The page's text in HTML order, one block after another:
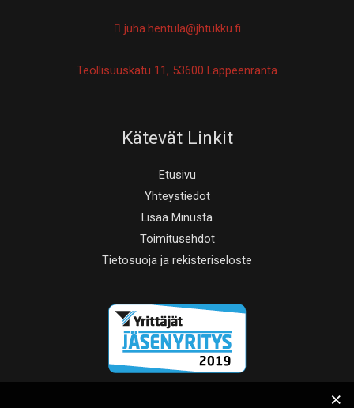
juha.hentula@jhtukku.fi
Teollisuuskatu 11, 53600 Lappeenranta
Kätevät Linkit
Etusivu
Yhteystiedot
Lisää Minusta
Toimitusehdot
Tietosuoja ja rekisteriseloste